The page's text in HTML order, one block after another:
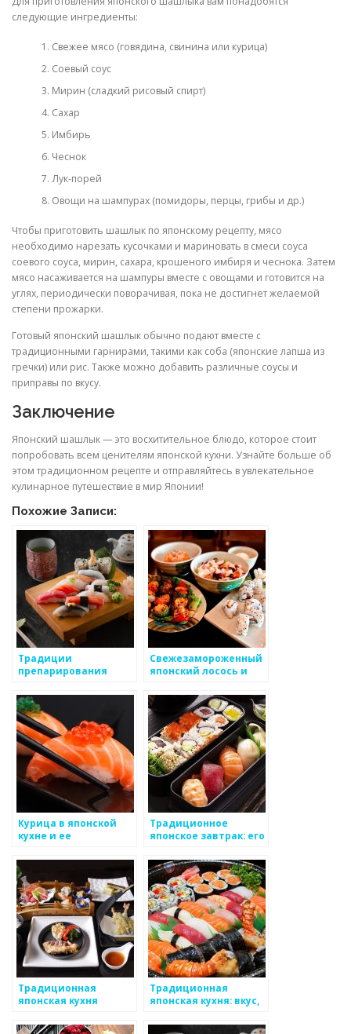
следующие ингредиенты:
Свежее мясо (говядина, свинина или курица)
Соевый соус
Мирин (сладкий рисовый спирт)
Сахар
Имбирь
Чеснок
Лук-порей
Овощи на шампурах (помидоры, перцы, грибы и др.)
Чтобы приготовить шашлык по японскому рецепту, мясо
необходимо нарезать кусочками и мариновать в смеси соуса
соевого соуса, мирин, сахара, крошеного имбиря и чеснока. Затем
мясо насаживается на шампуры вместе с овощами и готовится на
углях, периодически поворачивая, пока не достигнет желаемой
степени прожарки.
Готовый японский шашлык обычно подают вместе с
традиционными гарнирами, такими как соба (японские лапша из
гречки) или рис. Также можно добавить различные соусы и
приправы по вкусу.
Заключение
Японский шашлык — это восхитительное блюдо, которое стоит
попробовать всем ценителям японской кухни. Узнайте больше об
этом традиционном рецепте и отправляйтесь в увлекательное
кулинарное путешествие в мир Японии!
Похожие Записи:
Традиции
препарирования
Свежезамороженный
японский лосось и
ломтики
Курица в японской
кухне и ее
рецепты
Традиционное
японское завтрак: его
Традиционная
японская кухня
Традиционная
японская кухня: вкус,